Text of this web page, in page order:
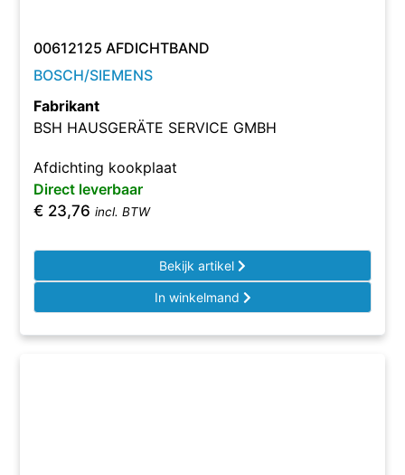
00612125 AFDICHTBAND
BOSCH/SIEMENS
Fabrikant
BSH HAUSGERÄTE SERVICE GMBH
Afdichting kookplaat
Direct leverbaar
€ 23,76 incl. BTW
Bekijk artikel
In winkelmand